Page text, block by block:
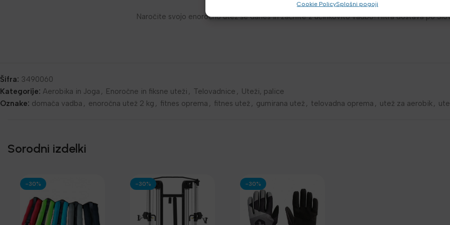
Cookie PolicySplošni pogoji
Naročite svojo enoročno utež še danes in začnite z učinkovito vadbo! Hitra dostava po
Šifra: 3490060
Kategorije: Aerobika in Joga , Enoročne in fiksne uteži , Telovadnice , Uteži, palice
Oznake: domača vadba , enoročna utež 2 kg , fitnes oprema , fitnes utež , gumirana utež , telovadna oprema , utež za aerobik,
Sorodni izdelki
-30% -30% -30%